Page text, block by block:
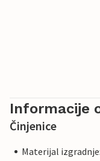
Informacije
Činjenice
Materijal